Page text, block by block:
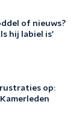
of nieuws?
hij labiel is'
op: